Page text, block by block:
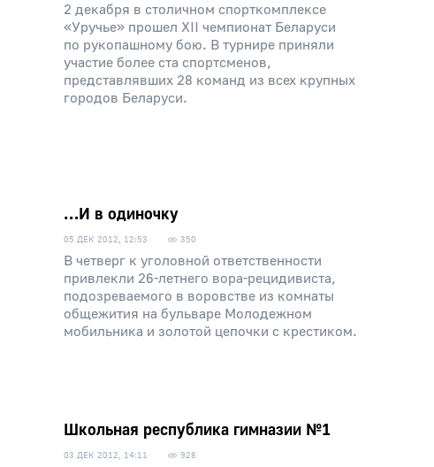
2 декабря в столичном спорткомплексе
«Уручье» прошел XII чемпионат Беларуси
по рукопашному бою. В турнире приняли
участие более ста спортсменов,
представлявших 28 команд из всех крупных
городов Беларуси.
…И в одиночку
05 ДЕК 2012, 12:53 350
В четверг к уголовной ответственности
привлекли 26-летнего вора-рецидивиста,
подозреваемого в воровстве из комнаты
общежития на бульваре Молодежном
мобильника и золотой цепочки с крестиком.
Школьная республика гимназии №1
03 ДЕК 2012, 14:11 928